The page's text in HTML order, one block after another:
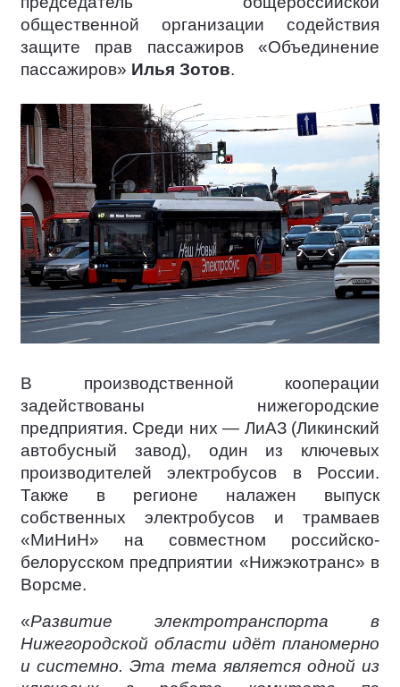
общественной организации содействия
защите прав пассажиров «Объединение
пассажиров» Илья Зотов.
В производственной кооперации
задействованы нижегородские
предприятия. Среди них — ЛиАЗ (Ликинский
автобусный завод), один из ключевых
производителей электробусов в России.
Также в регионе налажен выпуск
собственных электробусов и трамваев
«МиНиН» на совместном российско-
белорусском предприятии «Нижэкотранс» в
Ворсме.
«Развитие электротранспорта в
Нижегородской области идёт планомерно
и системно. Эта тема является одной из